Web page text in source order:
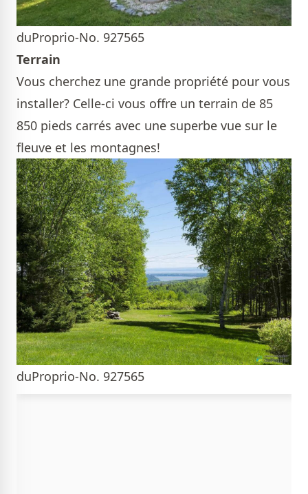
duProprio-No. 927565
Terrain
Vous cherchez une grande propriété pour vous
installer? Celle-ci vous offre un terrain de 85
850 pieds carrés avec une superbe vue sur le
fleuve et les montagnes!
duProprio-No. 927565